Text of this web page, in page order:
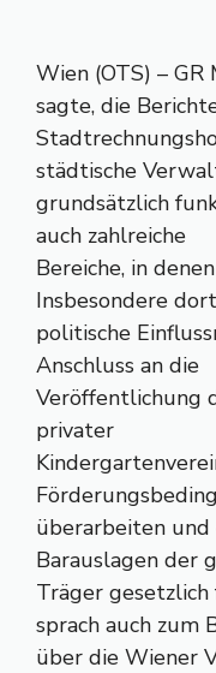
Wien (OTS) –
sagte, die
städtische
grundsätzlich
auch zahlreiche
Bereiche, in
Insbesondere
politische
Anschluss an die
Veröffentlichung
privater
überarbeiten
Barauslagen der
Träger gesetzlich
sprach auch zum
über die Wiener